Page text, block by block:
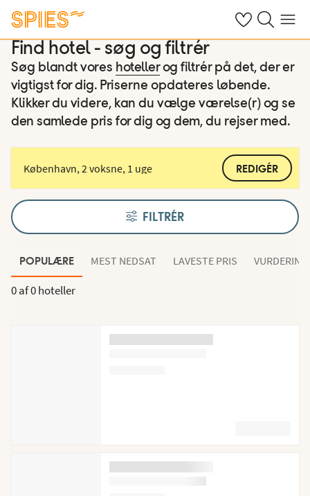
Se dine gemte
Søg påMenu
Find hotel - søg og filtrér
Søg blandt vores hotellerog filtrér på det, der er
vigtigst for dig. Priserne opdateres løbende.
Klikker du videre, kan du vælge værelse(r) og se
den samlede pris for dig og dem, du rejser med.
København, 2 voksne, 1 uge REDIGÉR
FILTRÉR
POPULÆRE MEST NEDSAT LAVESTE PRIS VURDERING
0 af0 hoteller